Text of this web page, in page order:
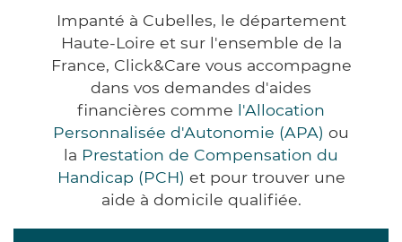
Impanté à Cubelles, le département
Haute-Loire et sur l'ensemble de la
France, Click&Care vous accompagne
dans vos demandes d'aides
financières comme l'Allocation
Personnalisée d'Autonomie (APA) ou
la Prestation de Compensation du
Handicap (PCH) et pour trouver une
aide à domicile qualifiée.